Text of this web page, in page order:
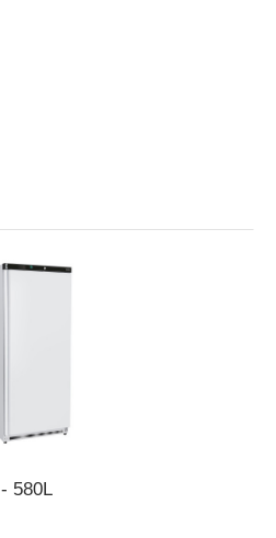
580L